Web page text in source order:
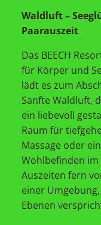
Waldluft –
Paarauszeit
Das BEECH
für Körper und
lädt es zum
Sanfte Waldluft,
ein liebevoll
Raum für
Massage oder
Wohlbefinden
Auszeiten fern
einer
Ebenen